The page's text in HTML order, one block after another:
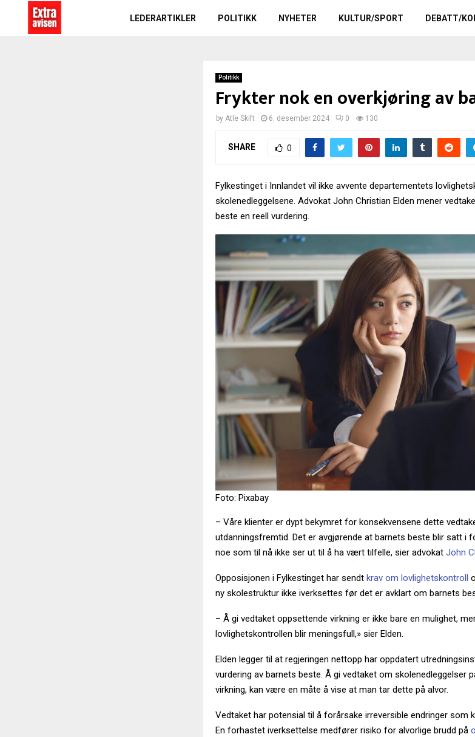
LEDERARTIKLER POLITIKK NYHETER KULTUR/SPORT DEBATT/
Politikk
Frykter nok en overkjøring av
by Atle Skift 6. desember 2024 0 130
SHARE 0
Fylkestinget i Innlandet vil ikke avvente departementets
skolenedleggelsene. Advokat John Christian Elden mener
beste en reell vurdering.
Foto: Pixabay
– Våre klienter er dypt bekymret for konsekvensene dette
utdanningsfremtid. Det er avgjørende at barnets beste blir satt i
noe som til nå ikke ser ut til å ha vært tilfelle, sier advokat John
Opposisjonen i Fylkestinget har sendt krav om lovlighetskontroll
ny skolestruktur ikke iverksettes før det er avklart om barnets
– Å gi vedtaket oppsettende virkning er ikke bare en mulighet,
lovlighetskontrollen blir meningsfull,» sier Elden.
Elden legger til at regjeringen nettopp har oppdatert
vurdering av barnets beste. Å gi vedtaket om skolenedleggelser
virkning, kan være en måte å vise at man tar dette på alvor.
Vedtaket har potensial til å forårsake irreversible endringer som
En forhastet iverksettelse medfører risiko for alvorlige brudd på